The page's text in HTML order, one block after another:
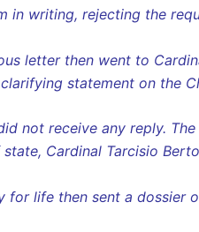
in writing, rejecting the
letter then went to
statement on the
not receive any reply.
Cardinal Tarcisio
for life then sent a dossier